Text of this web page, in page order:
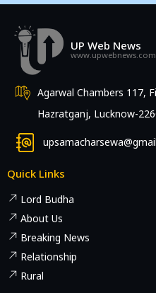
UP Web News
www.upwebnews.com
Agarwal Chambers 117,
Hazratganj, Lucknow-
Quick Links
Lord Budha
About Us
Breaking News
Relationship
Rural